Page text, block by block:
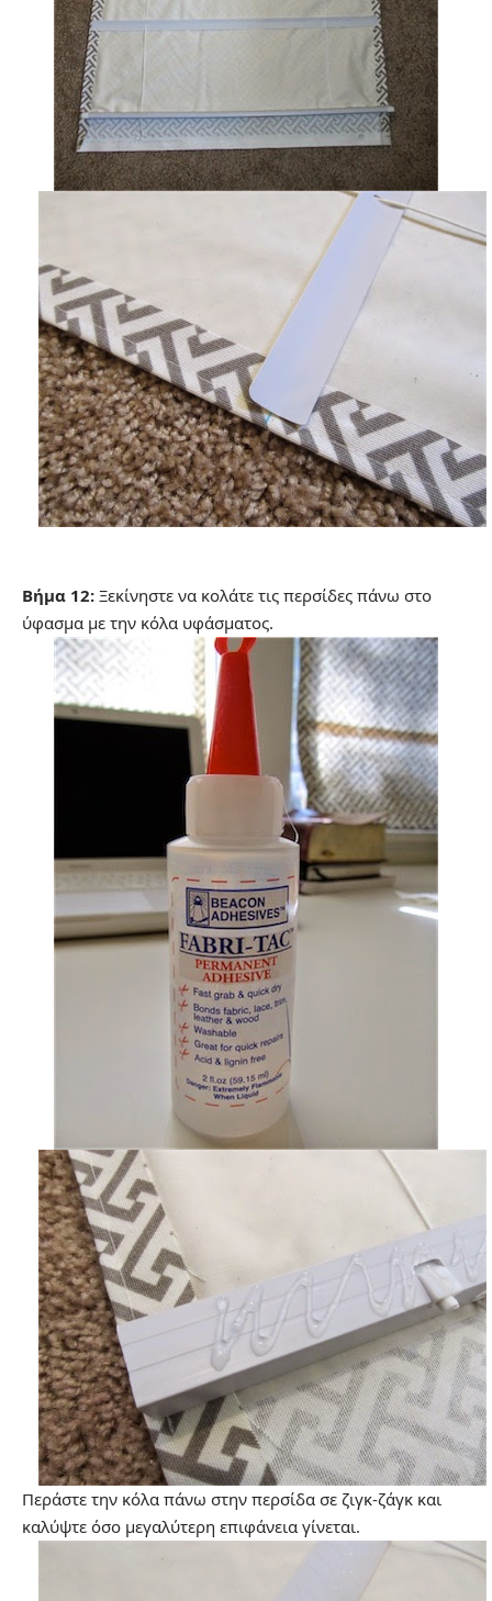
Βήμα 12: Ξεκίνηστε να κολάτε τις περσίδες πάνω στο
ύφασμα με την κόλα υφάσματος.
Περάστε την κόλα πάνω στην περσίδα σε ζιγκ-ζάγκ και
καλύψτε όσο μεγαλύτερη επιφάνεια γίνεται.